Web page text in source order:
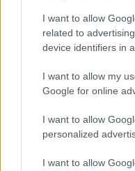
I want to allow
related to
device identifiers in
I want to allow my
Google for online
I want to allow
personalized
I want to allow
Los coches más
Con el objetivo de
AUTOMOVIL